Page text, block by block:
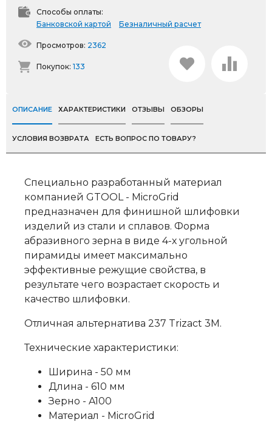
Способы оплаты:
Банковской картой
Безналичный расчет
Просмотров: 2362
Покупок: 133
ОПИСАНИЕ ХАРАКТЕРИСТИКИ ОТЗЫВЫ ОБЗОРЫ
УСЛОВИЯ ВОЗВРАТА ЕСТЬ ВОПРОС ПО ТОВАРУ?
Специально разработанный материал
компанией GTOOL - MicroGrid
предназначен для финишной шлифовки
изделий из стали и сплавов. Форма
абразивного зерна в виде 4-х угольной
пирамиды имеет максимально
эффективные режущие свойства, в
результате чего возрастает скорость и
качество шлифовки.
Отличная альтернатива 237 Trizact 3M.
Технические характеристики:
Ширина - 50 мм
Длина - 610 мм
Зерно - A100
Материал - MicroGrid